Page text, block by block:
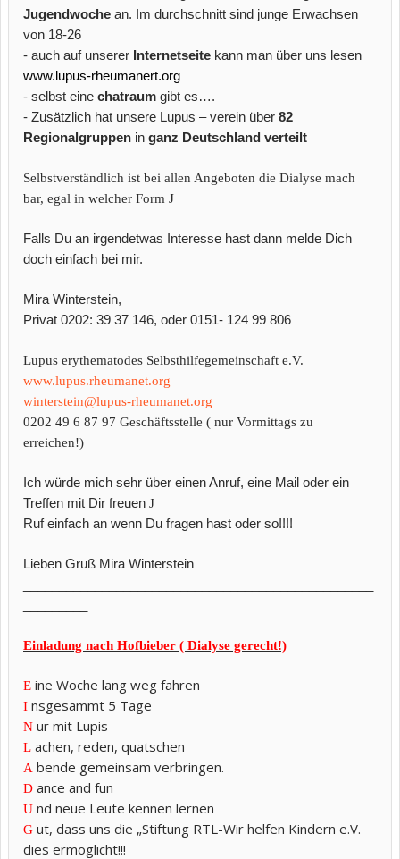
Jugendwoche an. Im durchschnitt sind junge Erwachsen
von 18-26
- auch auf unserer Internetseite kann man über uns lesen
www.lupus-rheumanert.org
- selbst eine chatraum gibt es….
- Zusätzlich hat unsere Lupus – verein über 82
Regionalgruppen in ganz Deutschland verteilt
Selbstverständlich ist bei allen Angeboten die Dialyse mach
bar, egal in welcher Form J
Falls Du an irgendetwas Interesse hast dann melde Dich
doch einfach bei mir.
Mira Winterstein,
Privat 0202: 39 37 146, oder 0151- 124 99 806
Lupus erythematodes Selbsthilfegemeinschaft e.V.
www.lupus.rheumanet.org
winterstein@lupus-rheumanet.org
0202 49 6 87 97 Geschäftsstelle ( nur Vormittags zu
erreichen!)
Ich würde mich sehr über einen Anruf, eine Mail oder ein
Treffen mit Dir freuen J
Ruf einfach an wenn Du fragen hast oder so!!!!
Lieben Gruß Mira Winterstein
Einladung nach Hofbieber ( Dialyse gerecht!)
E ine Woche lang weg fahren
I nsgesammt 5 Tage
N ur mit Lupis
L achen, reden, quatschen
A bende gemeinsam verbringen.
D ance and fun
U nd neue Leute kennen lernen
G ut, dass uns die „Stiftung RTL-Wir helfen Kindern e.V.
dies ermöglicht!!!